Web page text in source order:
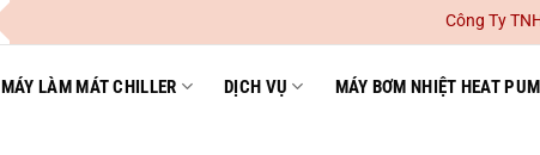
Công Ty TNHH
MÁY LÀM MÁT CHILLER DỊCH VỤ MÁY BƠM NHIỆT HEAT PUM